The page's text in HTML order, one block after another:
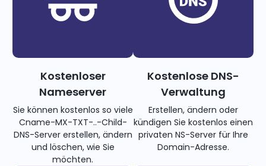
Kostenloser
Nameserver
Sie können kostenlos so viele
Cname-MX-TXT-..-Child-
DNS-Server erstellen, ändern
und löschen, wie Sie
möchten.
Kostenlose DNS-
Verwaltung
Erstellen, ändern oder
kündigen Sie kostenlos einen
privaten NS-Server für Ihre
Domain-Adresse.